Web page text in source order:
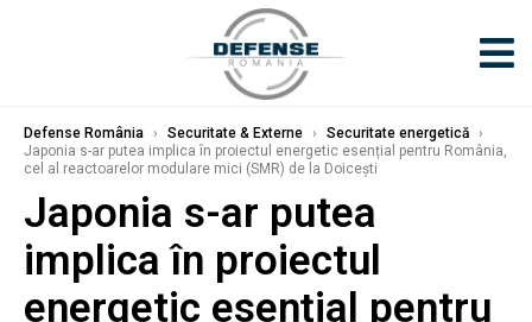
Defense România › Securitate & Externe › Securitate energetică ›
Japonia s-ar putea implica în proiectul energetic esențial pentru România,
cel al reactoarelor modulare mici (SMR) de la Doicești
Japonia s-ar putea
implica în proiectul
energetic esențial pentru